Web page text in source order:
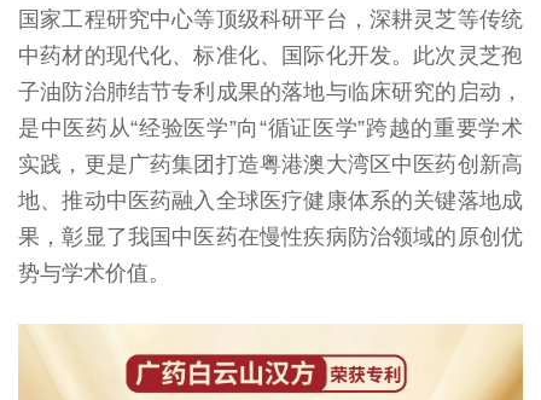
国家工程研究中心等顶级科研平台，深耕灵芝等传统
中药材的现代化、标准化、国际化开发。此次灵芝孢
子油防治肺结节专利成果的落地与临床研究的启动，
是中医药从“经验医学”向“循证医学”跨越的重要学术
实践，更是广药集团打造粤港澳大湾区中医药创新高
地、推动中医药融入全球医疗健康体系的关键落地成
果，彰显了我国中医药在慢性疾病防治领域的原创优
势与学术价值。